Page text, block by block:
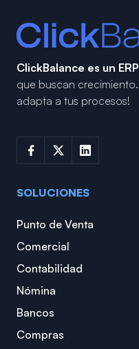
ClickBalance es un ERP
que buscan crecimiento.
adapta a tus procesos!
SOLUCIONES
Punto de Venta
Comercial
Contabilidad
Nómina
Bancos
Compras